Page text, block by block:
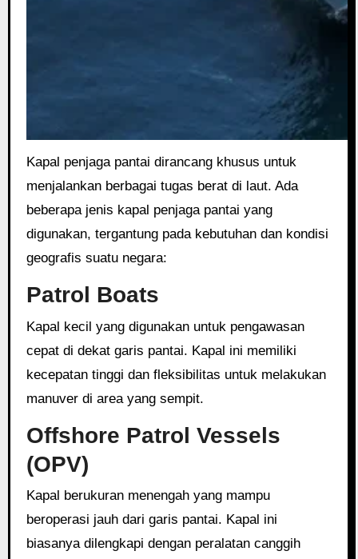
Kapal penjaga pantai dirancang khusus untuk
menjalankan berbagai tugas berat di laut. Ada
beberapa jenis kapal penjaga pantai yang
digunakan, tergantung pada kebutuhan dan kondisi
geografis suatu negara:
Patrol Boats
Kapal kecil yang digunakan untuk pengawasan
cepat di dekat garis pantai. Kapal ini memiliki
kecepatan tinggi dan fleksibilitas untuk melakukan
manuver di area yang sempit.
Offshore Patrol Vessels
(OPV)
Kapal berukuran menengah yang mampu
beroperasi jauh dari garis pantai. Kapal ini
biasanya dilengkapi dengan peralatan canggih